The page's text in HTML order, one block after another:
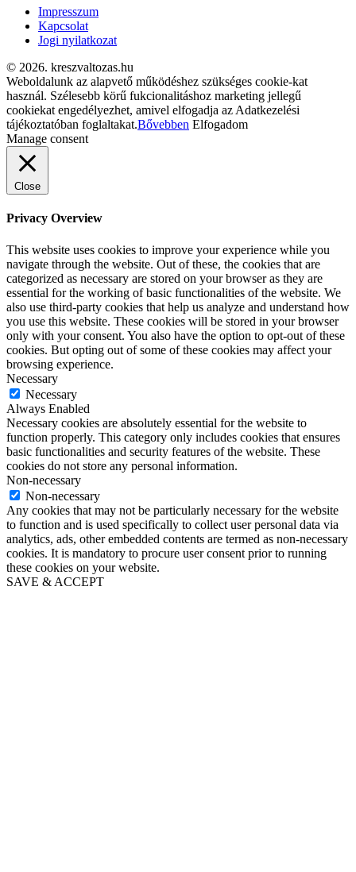
Impresszum
Kapcsolat
Jogi nyilatkozat
© 2026. kreszvaltozas.hu
Weboldalunk az alapvető működéshez szükséges cookie-kat
használ. Szélesebb körű fukcionalitáshoz marketing jellegű
cookiekat engedélyezhet, amivel elfogadja az Adatkezelési
tájékoztatóban foglaltakat.Bővebben Elfogadom
Manage consent
Close
Privacy Overview
This website uses cookies to improve your experience while you
navigate through the website. Out of these, the cookies that are
categorized as necessary are stored on your browser as they are
essential for the working of basic functionalities of the website. We
also use third-party cookies that help us analyze and understand how
you use this website. These cookies will be stored in your browser
only with your consent. You also have the option to opt-out of these
cookies. But opting out of some of these cookies may affect your
browsing experience.
Necessary
Necessary
Always Enabled
Necessary cookies are absolutely essential for the website to
function properly. This category only includes cookies that ensures
basic functionalities and security features of the website. These
cookies do not store any personal information.
Non-necessary
Non-necessary
Any cookies that may not be particularly necessary for the website
to function and is used specifically to collect user personal data via
analytics, ads, other embedded contents are termed as non-necessary
cookies. It is mandatory to procure user consent prior to running
these cookies on your website.
SAVE & ACCEPT